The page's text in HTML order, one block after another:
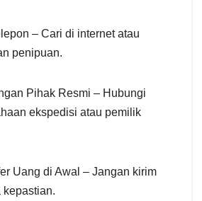
– Cari di internet atau
penipuan.
Pihak Resmi – Hubungi
ekspedisi atau pemilik
Uang di Awal – Jangan kirim
kepastian.